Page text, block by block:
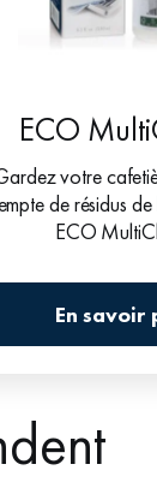
ECO
votre
de résidus
ECO
En savoir